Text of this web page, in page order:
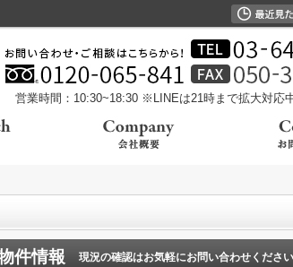
営業時間：10:30~18:30 ※LINEは21時まで拡大対応
件情報 現況の確認はお気軽にお問い合わせください